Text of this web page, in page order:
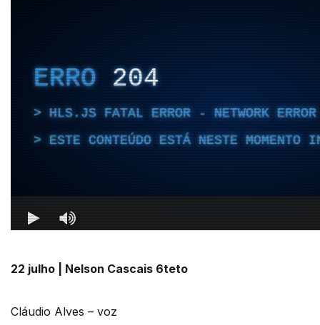
22 julho | Nelson Cascais 6teto
Cláudio Alves – voz